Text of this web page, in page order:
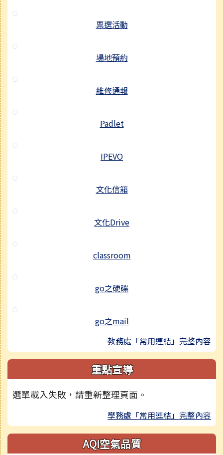
票選活動
場地預約
維修通報
Padlet
IPEVO
文化信箱
文化Drive
classroom
go之硬碟
go之mail
教務處「常用連結」完整內容
重點宣導
選單載入失敗，請重新整理頁面。
學務處「常用連結」完整內容
AQI空氣品質